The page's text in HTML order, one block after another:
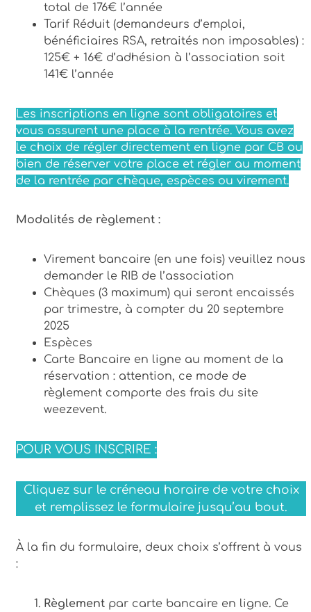
total de 176€ l’année
Tarif Réduit (demandeurs d’emploi,
bénéficiaires RSA, retraités non imposables) :
125€ + 16€ d’adhésion à l’association soit
141€ l’année
Les inscriptions en ligne sont obligatoires et
vous assurent une place à la rentrée. Vous avez
le choix de régler directement en ligne par CB ou
bien de réserver votre place et régler au moment
de la rentrée par chèque, espèces ou virement.
Modalités de règlement :
Virement bancaire (en une fois) veuillez nous
demander le RIB de l’association
Chèques (3 maximum) qui seront encaissés
par trimestre, à compter du 20 septembre
2025
Espèces
Carte Bancaire en ligne au moment de la
réservation : attention, ce mode de
règlement comporte des frais du site
weezevent.
POUR VOUS INSCRIRE :
Cliquez sur le créneau horaire de votre choix
et remplissez le formulaire jusqu’au bout.
À la fin du formulaire, deux choix s’offrent à vous
:
Règlement par carte bancaire en ligne. Ce